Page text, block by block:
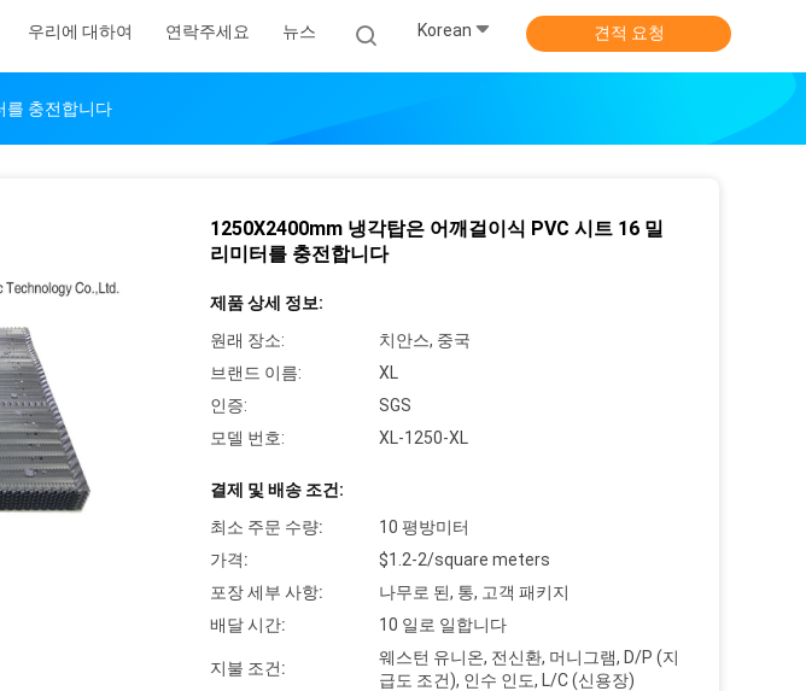
우리에 대하여 연락주세요 뉴스 Korean 견적 요청
를 충전합니다
1250X2400mm 냉각탑은 어깨걸이식 PVC 시트 16 밀
리미터를 충전합니다
제품 상세 정보:
원래 장소:
치안스, 중국
브랜드 이름:
XL
인증:
SGS
모델 번호:
XL-1250-XL
결제 및 배송 조건:
최소 주문 수량:
10 평방미터
가격:
$1.2-2/square meters
포장 세부 사항:
나무로 된, 통, 고객 패키지
배달 시간:
10 일로 일합니다
지불 조건:
웨스턴 유니온, 전신환, 머니그램, D/P (지
급도 조건), 인수 인도, L/C (신용장)